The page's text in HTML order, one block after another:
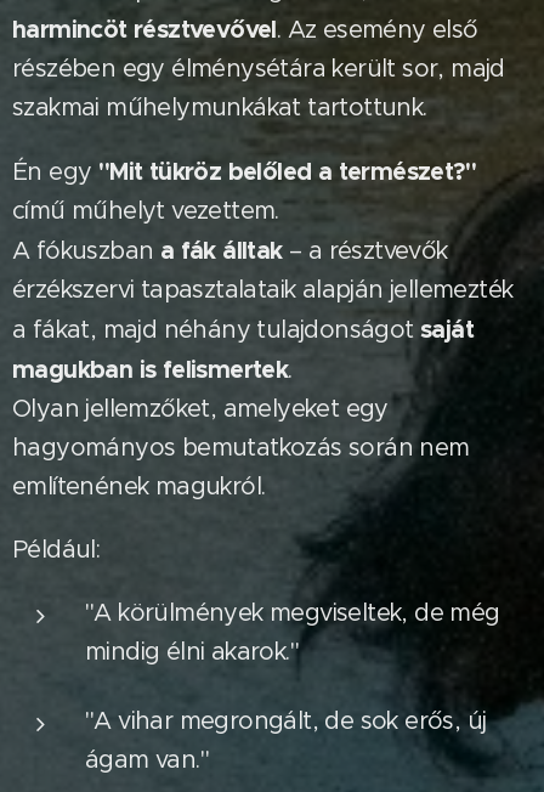
harmincöt résztvevővel. Az esemény első
részében egy élménysétára került sor, majd
szakmai műhelymunkákat tartottunk.
Én egy "Mit tükröz belőled a természet?"
című műhelyt vezettem.
A fókuszban a fák álltak– a résztvevők
érzékszervi tapasztalataik alapján jellemezték
a fákat, majd néhány tulajdonságot saját
magukban is felismertek.
Olyan jellemzőket, amelyeket egy
hagyományos bemutatkozás során nem
említenének magukról.
Például:
"A körülmények megviseltek, de még
mindig élni akarok."
"A vihar megrongált, de sok erős, új
ágam van."